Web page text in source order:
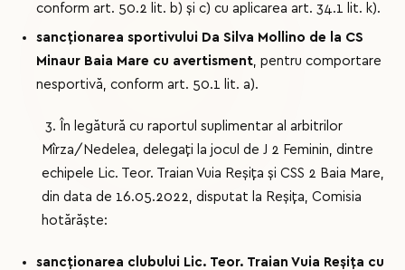
conform art. 50.2 lit. b) și c) cu aplicarea art. 34.1 lit. k).
sancționarea sportivului Da Silva Mollino de la CS
Minaur Baia Mare cu avertisment , pentru comportare
nesportivă, conform art. 50.1 lit. a).
3. În legătură cu raportul suplimentar al arbitrilor
Mîrza/Nedelea, delegați la jocul de J 2 Feminin, dintre
echipele Lic. Teor. Traian Vuia Reșița și CSS 2 Baia Mare,
din data de 16.05.2022, disputat la Reșița, Comisia
hotărăște:
sancționarea clubului Lic. Teor. Traian Vuia Reșița cu